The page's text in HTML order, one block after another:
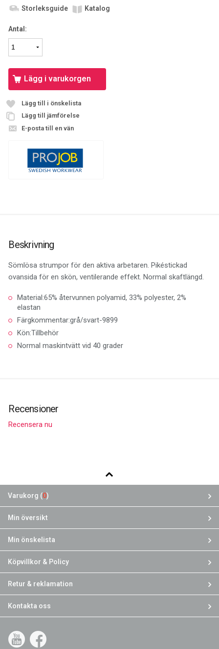
Storleksguide Katalog
Antal:
Lägg i varukorgen
Lägg till i önskelista
Lägg till jämförelse
E-posta till en vän
Beskrivning
Sömlösa strumpor för den aktiva arbetaren. Pikéstickad
ovansida för en skön, ventilerande effekt. Normal skaftlängd.
Material:65% återvunnen polyamid, 33% polyester, 2%
elastan
Färgkommentar:grå/svart-9899
Kön:Tillbehör
Normal maskintvätt vid 40 grader
Recensioner
Recensera nu
Varukorg (0)
Min översikt
Min önskelista
Köpvillkor & Policy
Retur & reklamation
Kontakta oss
YouTube